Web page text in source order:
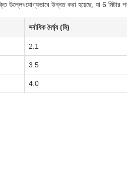
উল্লেখযোগ্যভাবে উন্নত করা হয়েছে, যা 6
সর্বাধিক দৈর্ঘ্য (মি)
2.1
3.5
4.0